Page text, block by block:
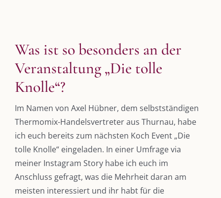
Was ist so besonders an der
Veranstaltung „Die tolle
Knolle“?
Im Namen von Axel Hübner, dem selbstständigen
Thermomix-Handelsvertreter aus Thurnau, habe
ich euch bereits zum nächsten Koch Event „Die
tolle Knolle“ eingeladen. In einer Umfrage via
meiner Instagram Story habe ich euch im
Anschluss gefragt, was die Mehrheit daran am
meisten interessiert und ihr habt für die